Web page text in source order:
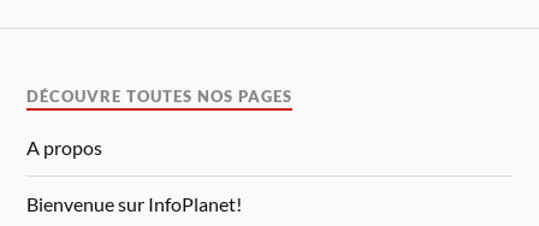
DÉCOUVRE TOUTES NOS PAGES
A propos
Bienvenue sur InfoPlanet!